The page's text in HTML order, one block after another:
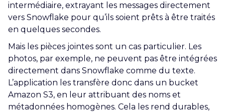
intermédiaire, extrayant les messages directement
vers Snowflake pour qu’ils soient prêts à être traités
en quelques secondes.
Mais les pièces jointes sont un cas particulier. Les
photos, par exemple, ne peuvent pas être intégrées
directement dans Snowflake comme du texte.
L’application les transfère donc dans un bucket
Amazon S3, en leur attribuant des noms et
métadonnées homogènes. Cela les rend durables,